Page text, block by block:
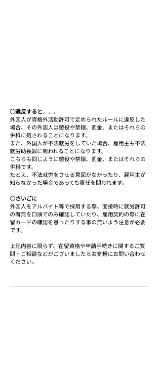
○違反すると．．．
外国人が資格外活動許可で定められたルールに違反した
場合、その外国人は懲役や禁錮、罰金、またはそれらの
併科に処されることになります。
また、外国人が不法就労をしていた場合、雇用主も不法
就労助長罪に問われることになります。
こちらも同じように懲役や禁錮、罰金、またはそれらの
併科です。
たとえ、不法就労をさせる意図がなかったり、雇用主が
知らなかった場合であっても責任を問われます。
○さいごに
外国人をアルバイト等で採用する際、面接時に就労許可
の有無を口頭でのみ確認していたり、雇用契約の際に在
留カードの確認を怠ったりする事の無いよう注意が必要
です。
上記内容に限らず、在留資格や申請手続きに関するご質
問・ご相談などがございましたらお気軽にお問い合わせ
ください。